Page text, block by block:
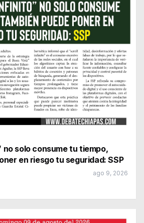
no solo consume tu tiempo,
en riesgo tu seguridad: SSP
ago 9, 2026